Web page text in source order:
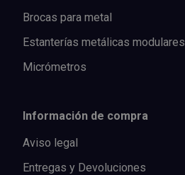
Brocas para metal
Estanterías metálicas modulares
Micrómetros
Información de compra
Aviso legal
Entregas y Devoluciones